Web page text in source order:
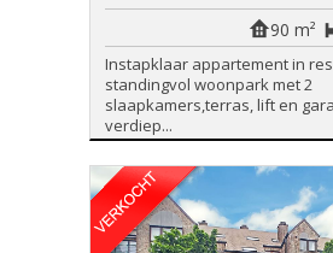
90 m²
Instapklaar appartement in
standingvol woonpark met 2
slaapkamers,terras, lift en
verdiep...